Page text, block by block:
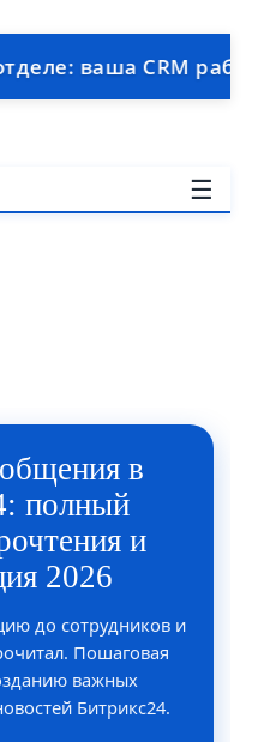
работает без
☰
в
полный
и
2026
до сотрудников и
Пошаговая
важных
Битрикс24.